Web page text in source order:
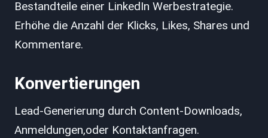
Bestandteile einer LinkedIn Werbestrategie.
Erhöhe die Anzahl der Klicks, Likes, Shares und
Kommentare.
Konvertierungen
Lead-Generierung durch Content-Downloads,
Anmeldungen,oder Kontaktanfragen.